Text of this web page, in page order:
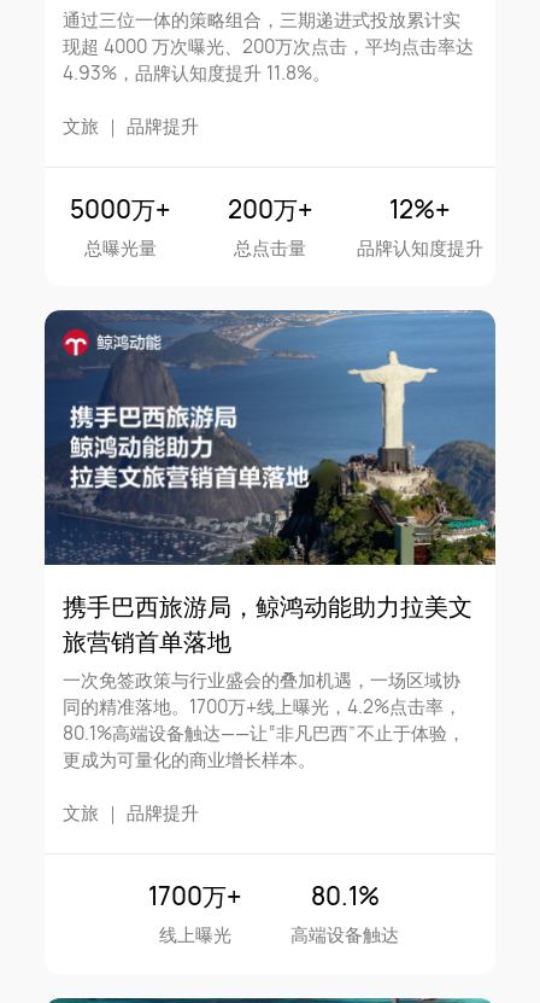
通过三位一体的策略组合，三期递进式投放累计实
现超 4000 万次曝光、200万次点击，平均点击率达
4.93%，品牌认知度提升 11.8%。
文旅 ｜品牌提升
5000万+
总曝光量
200万+
总点击量
12%+
品牌认知度提升
携手巴西旅游局，鲸鸿动能助力拉美文
旅营销首单落地
一次免签政策与行业盛会的叠加机遇，一场区域协
同的精准落地。1700万+线上曝光，4.2%点击率，
80.1%高端设备触达——让“非凡巴西”不止于体验，
更成为可量化的商业增长样本。
文旅 ｜品牌提升
1700万+
线上曝光
80.1%
高端设备触达